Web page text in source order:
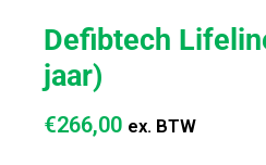
Defibtech
jaar)
€266,00 ex. BTW